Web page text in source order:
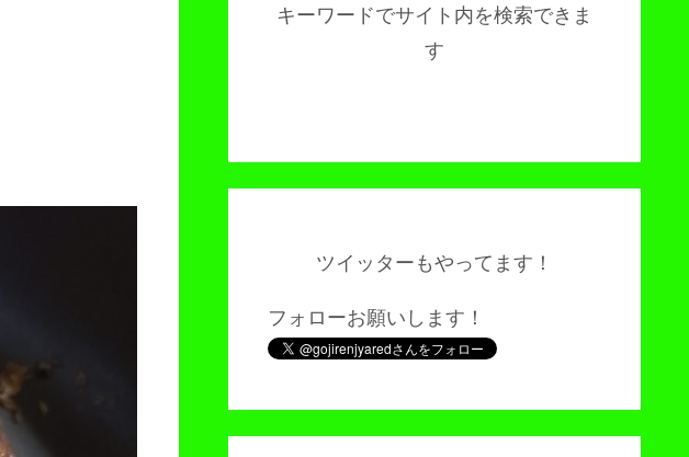
キーワードでサイト内を検索できま
す
ツイッターもやってます！
フォローお願いします！